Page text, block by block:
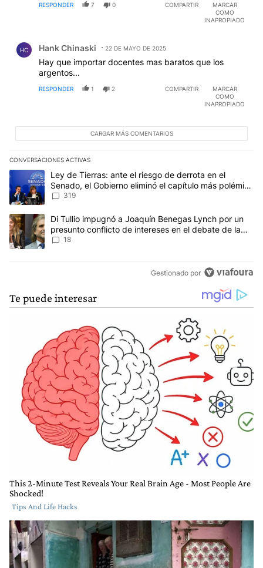
RESPONDER 7 0 COMPARTIR
MARCAR
COMO
INAPROPIADO
HC Hank Chinaski 22 DE MAYO DE 2025
Hay que importar docentes mas baratos que los
argentos...
RESPONDER 1 2 COMPARTIR
MARCAR
COMO
INAPROPIADO
CARGAR MÁS COMENTARIOS
CONVERSACIONES ACTIVAS
Este listado muestra los artículos con más comentarios en los
Un artículo de tendencia con el título "Ley de Tierras: ante el
Ley de Tierras: ante el riesgo de derrota en el
Senado, el Gobierno eliminó el capítulo más polémico
del proyecto
319
Un artículo de tendencia con el título "Di Tullio impugnó a
Di Tullio impugnó a Joaquín Benegas Lynch por un
presunto conflicto de intereses en el debate de la
Ley de Tierras
18
Gestionado por